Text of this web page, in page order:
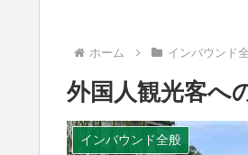
ホーム インバウンド
外国人観光客へ
インバウンド全般